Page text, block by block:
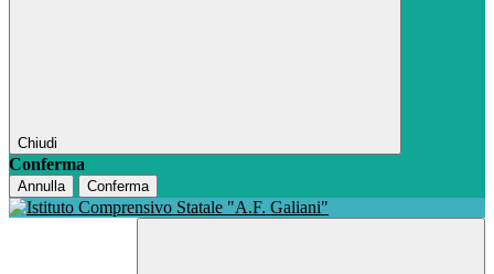
Chiudi
Conferma
Annulla Conferma